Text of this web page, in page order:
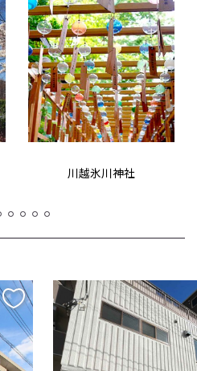
川越氷川神社
2 3 4 5 6